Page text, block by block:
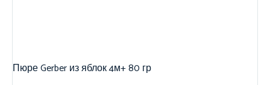
Пюре Gerber из яблок 4м+ 80 гр